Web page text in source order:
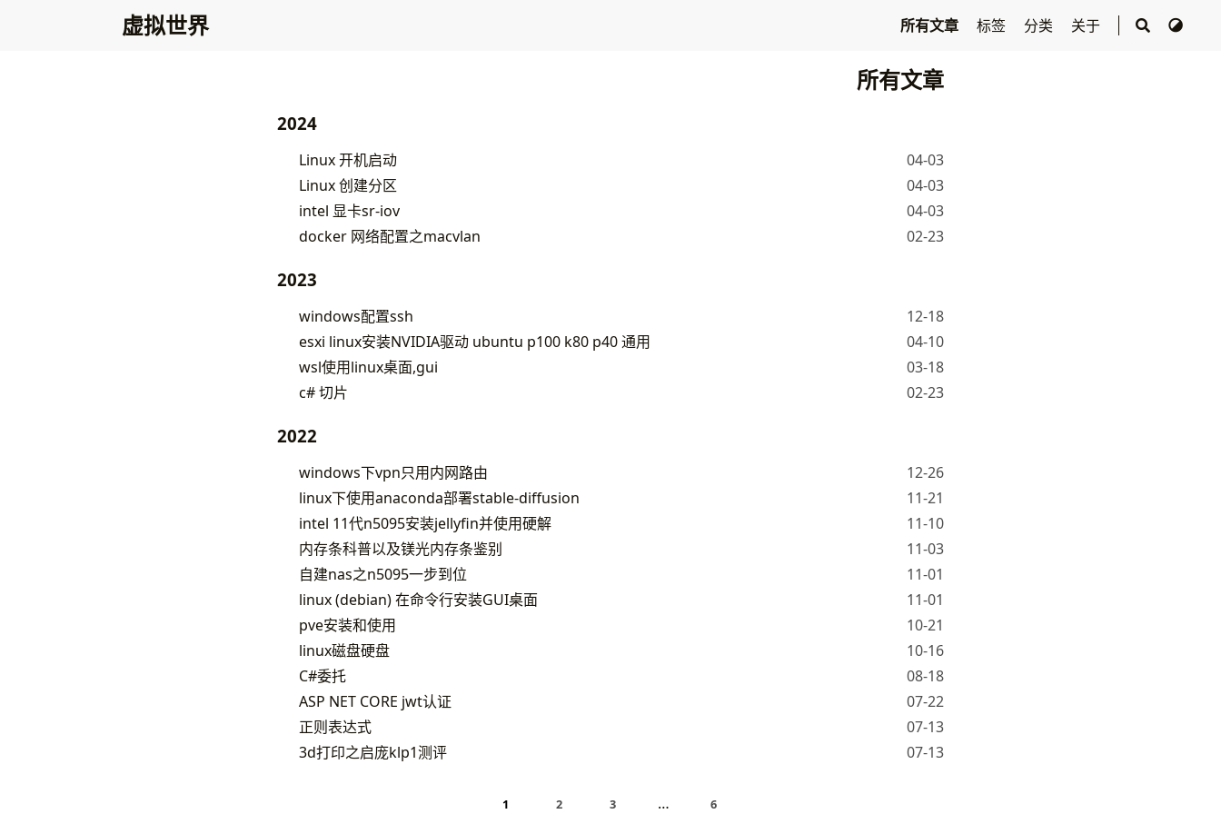
虚拟世界 所有文章 标签 分类 关于
所有文章
2024
Linux 开机启动
04-03
Linux 创建分区
04-03
intel 显卡sr-iov
04-03
docker 网络配置之macvlan
02-23
2023
windows配置ssh
12-18
esxi linux安装NVIDIA驱动 ubuntu p100 k80 p40 通用
04-10
wsl使用linux桌面,gui
03-18
c# 切片
02-23
2022
windows下vpn只用内网路由
12-26
linux下使用anaconda部署stable-diffusion
11-21
intel 11代n5095安装jellyfin并使用硬解
11-10
内存条科普以及镁光内存条鉴别
11-03
自建nas之n5095一步到位
11-01
linux (debian) 在命令行安装GUI桌面
11-01
pve安装和使用
10-21
linux磁盘硬盘
10-16
C#委托
08-18
ASP NET CORE jwt认证
07-22
正则表达式
07-13
3d打印之启庞klp1测评
07-13
1 2 3 … 6